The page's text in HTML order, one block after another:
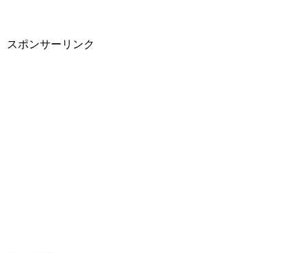
スポンサーリンク